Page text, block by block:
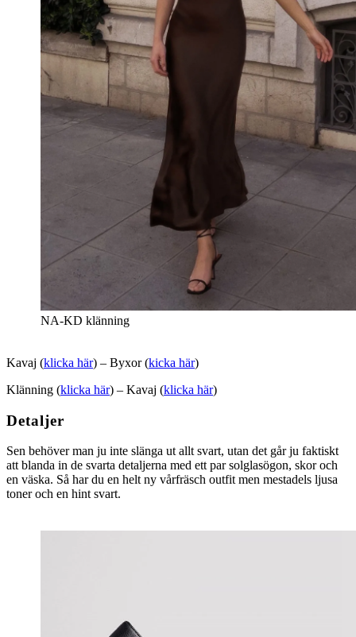
NA-KD klänning
Kavaj (klicka här) – Byxor (kicka här)
Klänning (klicka här) – Kavaj (klicka här)
Detaljer
Sen behöver man ju inte slänga ut allt svart, utan det går ju faktiskt
att blanda in de svarta detaljerna med ett par solglasögon, skor och
en väska. Så har du en helt ny vårfräsch outfit men mestadels ljusa
toner och en hint svart.